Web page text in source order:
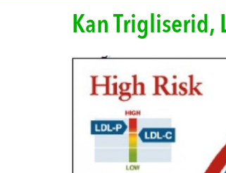
Kan Trigliserid,